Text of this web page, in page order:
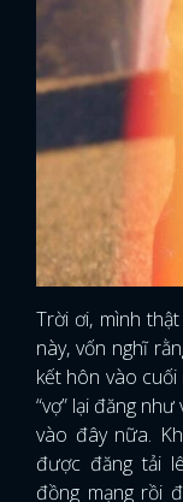
Trời ơi, mình
này, vốn nghĩ
kết hôn vào
“vợ” lại đăng
vào đây nữa.
được đăng tải
đồng mạng rồi